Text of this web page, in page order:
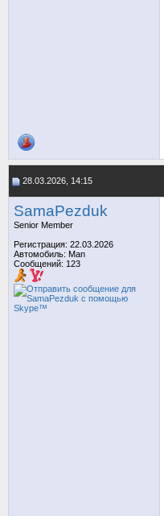
28.03.2026, 14:15
SamaPezduk
Senior Member
Регистрация: 22.03.2026
Автомобиль: Man
Сообщений: 123